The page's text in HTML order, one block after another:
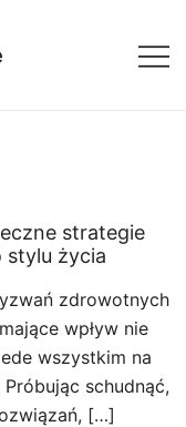
strategie
stylu życia
zdrowotnych
wpływ nie
wszystkim na
schudnąć,
[…]